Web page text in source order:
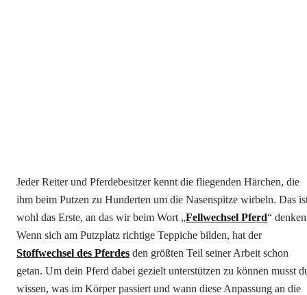
Jeder Reiter und Pferdebesitzer kennt die fliegenden Härchen, die
ihm beim Putzen zu Hunderten um die Nasenspitze wirbeln. Das
wohl das Erste, an das wir beim Wort „Fellwechsel Pferd“
Wenn sich am Putzplatz richtige Teppiche bilden, hat der
Stoffwechsel des Pferdes den größten Teil seiner Arbeit schon
getan. Um dein Pferd dabei gezielt unterstützen zu können musst
wissen, was im Körper passiert und wann diese Anpassung an die